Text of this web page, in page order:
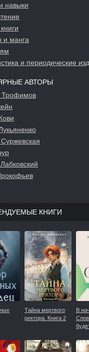
навыки
и манга
и периодические
АВТОРЫ
КНИГИ
Тайна мертвого
ректора. Книга 2
В